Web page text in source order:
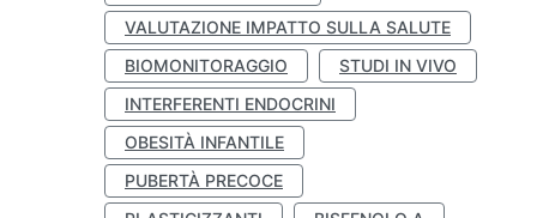
VALUTAZIONE IMPATTO SULLA SALUTE
BIOMONITORAGGIO
STUDI IN VIVO
INTERFERENTI ENDOCRINI
OBESITÀ INFANTILE
PUBERTÀ PRECOCE